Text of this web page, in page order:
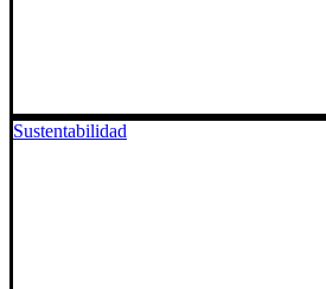
Sustentabilidad